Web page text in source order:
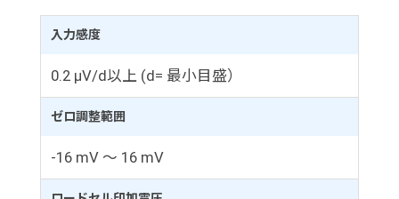
入力感度
0.2 μV/d以上 (d= 最小目盛）
ゼロ調整範囲
-16 mV ～ 16 mV